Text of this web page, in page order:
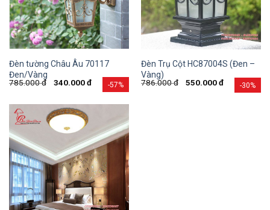
-57%
Đèn tường Châu Âu 70117
Đen/Vàng
785.000đ 340.000đ -30%
Đèn Trụ Cột HC87004S (Đen –
Vàng)
786.000đ 550.000đ